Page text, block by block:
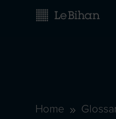
Home 9